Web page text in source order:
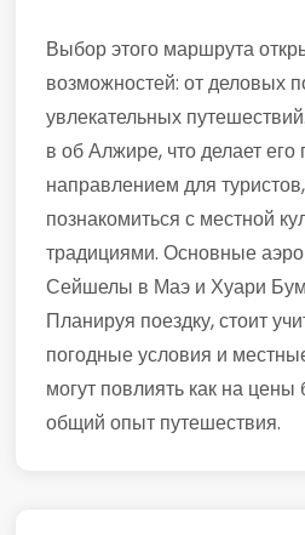
Выбор этого маршрута
возможностей: от деловых
увлекательных
в об Алжире, что делает
направлением для
познакомиться с местной
традициями. Основные
Сейшелы в Маэ и Хуари
Планируя поездку, стоит
погодные условия и
могут повлиять как на цены
общий опыт путешествия.